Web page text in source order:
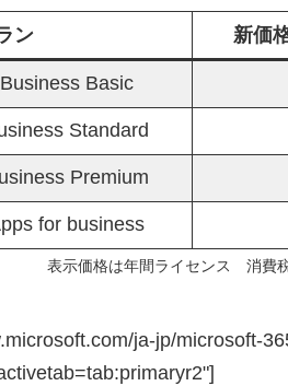
ン 新価
Basic
Standard
Premium
for business
表示価格は年間ライセンス 消費
ja-jp/microsoft-